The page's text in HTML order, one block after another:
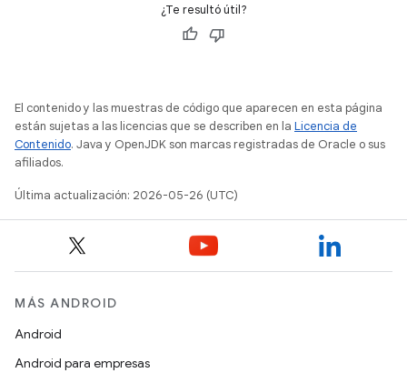
¿Te resultó útil?
El contenido y las muestras de código que aparecen en esta página
están sujetas a las licencias que se describen en la Licencia de
Contenido. Java y OpenJDK son marcas registradas de Oracle o sus
afiliados.
Última actualización: 2026-05-26 (UTC)
MÁS ANDROID
Android
Android para empresas